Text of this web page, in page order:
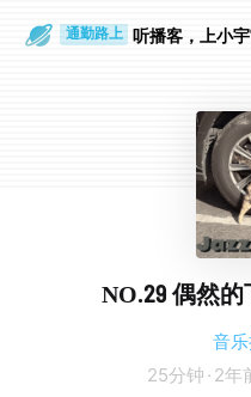
通勤路上 听播客，上小宇
NO.29 偶然
音
25分钟 · 2年